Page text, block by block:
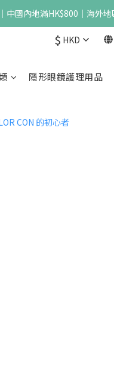
中國內地滿HK$800｜海外
$ HKD
隱形眼鏡護理用品